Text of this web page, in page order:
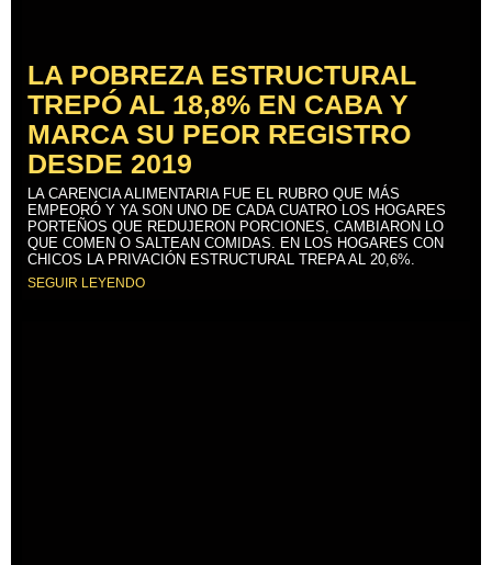
LA POBREZA ESTRUCTURAL
TREPÓ AL 18,8% EN CABA Y
MARCA SU PEOR REGISTRO
DESDE 2019
LA CARENCIA ALIMENTARIA FUE EL RUBRO QUE MÁS
EMPEORÓ Y YA SON UNO DE CADA CUATRO LOS HOGARES
PORTEÑOS QUE REDUJERON PORCIONES, CAMBIARON LO
QUE COMEN O SALTEAN COMIDAS. EN LOS HOGARES CON
CHICOS LA PRIVACIÓN ESTRUCTURAL TREPA AL 20,6%.
SEGUIR LEYENDO